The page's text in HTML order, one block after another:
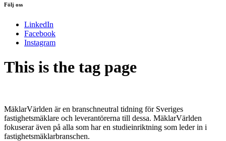
Följ oss
LinkedIn
Facebook
Instagram
This is the tag page
MäklarVärlden är en branschneutral tidning för Sveriges
fastighetsmäklare och leverantörerna till dessa. MäklarVärlden
fokuserar även på alla som har en studieinriktning som leder in i
fastighetsmäklarbranschen.